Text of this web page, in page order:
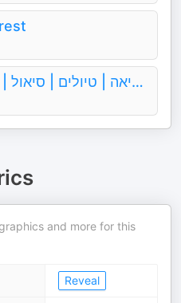
הקוריאניות - פודקאסט על דרום קוריאה | טיולים | סיאול | קיי-פופ | קיי דרמ
and more for this
Reveal